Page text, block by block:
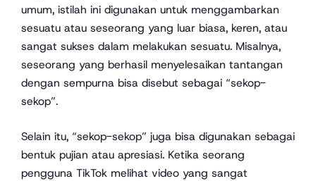
umum, istilah ini digunakan untuk menggambarkan
sesuatu atau seseorang yang luar biasa, keren, atau
sangat sukses dalam melakukan sesuatu. Misalnya,
seseorang yang berhasil menyelesaikan tantangan
dengan sempurna bisa disebut sebagai “sekop-
sekop”.
Selain itu, “sekop-sekop” juga bisa digunakan sebagai
bentuk pujian atau apresiasi. Ketika seorang
pengguna TikTok melihat video yang sangat